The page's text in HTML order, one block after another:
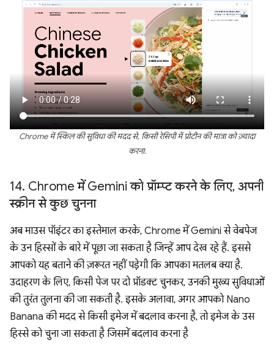
Chrome में स्किल की सुविधा की मदद से, किसी रेसिपी में प्रोटीन की मात्रा को ज़्यादा
करना.
14. Chrome में Gemini को प्रॉम्प्ट करने के लिए, अपनी
स्क्रीन से कुछ चुनना
अब माउस पॉइंटर का इस्तेमाल करके, Chrome में Gemini से वेबपेज
के उन हिस्सों के बारे में पूछा जा सकता है जिन्हें आप देख रहे हैं. इससे
आपको यह बताने की ज़रूरत नहीं पड़ेगी कि आपका मतलब क्या है.
उदाहरण के लिए, किसी पेज पर दो प्रॉडक्ट चुनकर, उनकी मुख्य सुविधाओं
की तुरंत तुलना की जा सकती है. इसके अलावा, अगर आपको Nano
Banana की मदद से किसी इमेज में बदलाव करना है, तो इमेज के उस
हिस्से को चुना जा सकता है जिसमें बदलाव करना है